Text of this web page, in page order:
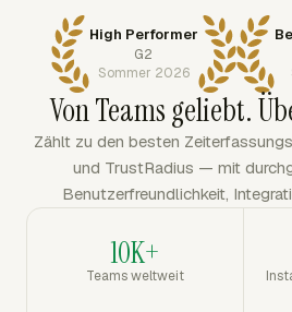
High Performer
G2
Sommer 2026
Von Teams geliebt.
Zählt zu den besten
und TrustRadius — mit
Benutzerfreundlichkeit,
10K+
Teams weltweit